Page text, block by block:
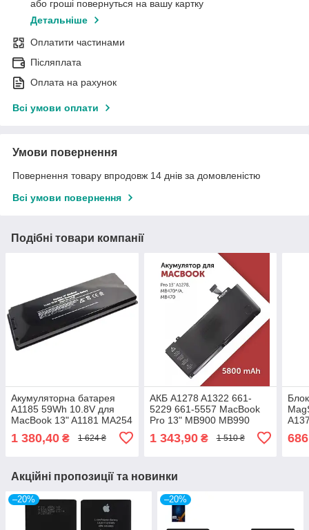
або гроші повернуться на вашу картку
Детальніше
Оплатити частинами
Післяплата
Оплата на рахунок
Всі умови оплати
Умови повернення
Повернення товару впродовж 14 днів за домовленістю
Всі умови повернення
Подібні товари компанії
Акумуляторна батарея
A1185 59Wh 10.8V для
MacBook 13" A1181 MA254
MA701 MA699 MC374
1 380,40 ₴ 1 624 ₴
АКБ A1278 A1322 661-
5229 661-5557 MacBook
Pro 13" MB900 MB990
MC724 MD101 MD212
1 343,90₴ 1 510 ₴
Air
Акційні пропозиції та новинки
–20% –20%